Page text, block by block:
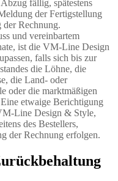
fällig, spätestens
der Fertigstellung
der Rechnung.
und vereinbartem
ist die VM-Line Design
falls sich bis zur
die Löhne, die
die Land- oder
oder die marktmäßigen
etwaige Berichtigung
Line Design & Style,
des Bestellers,
der Rechnung erfolgen.